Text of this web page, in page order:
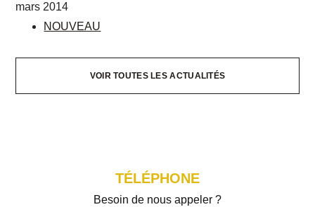
mars 2014
NOUVEAU
VOIR TOUTES LES ACTUALITÉS
TÉLÉPHONE
Besoin de nous appeler ?